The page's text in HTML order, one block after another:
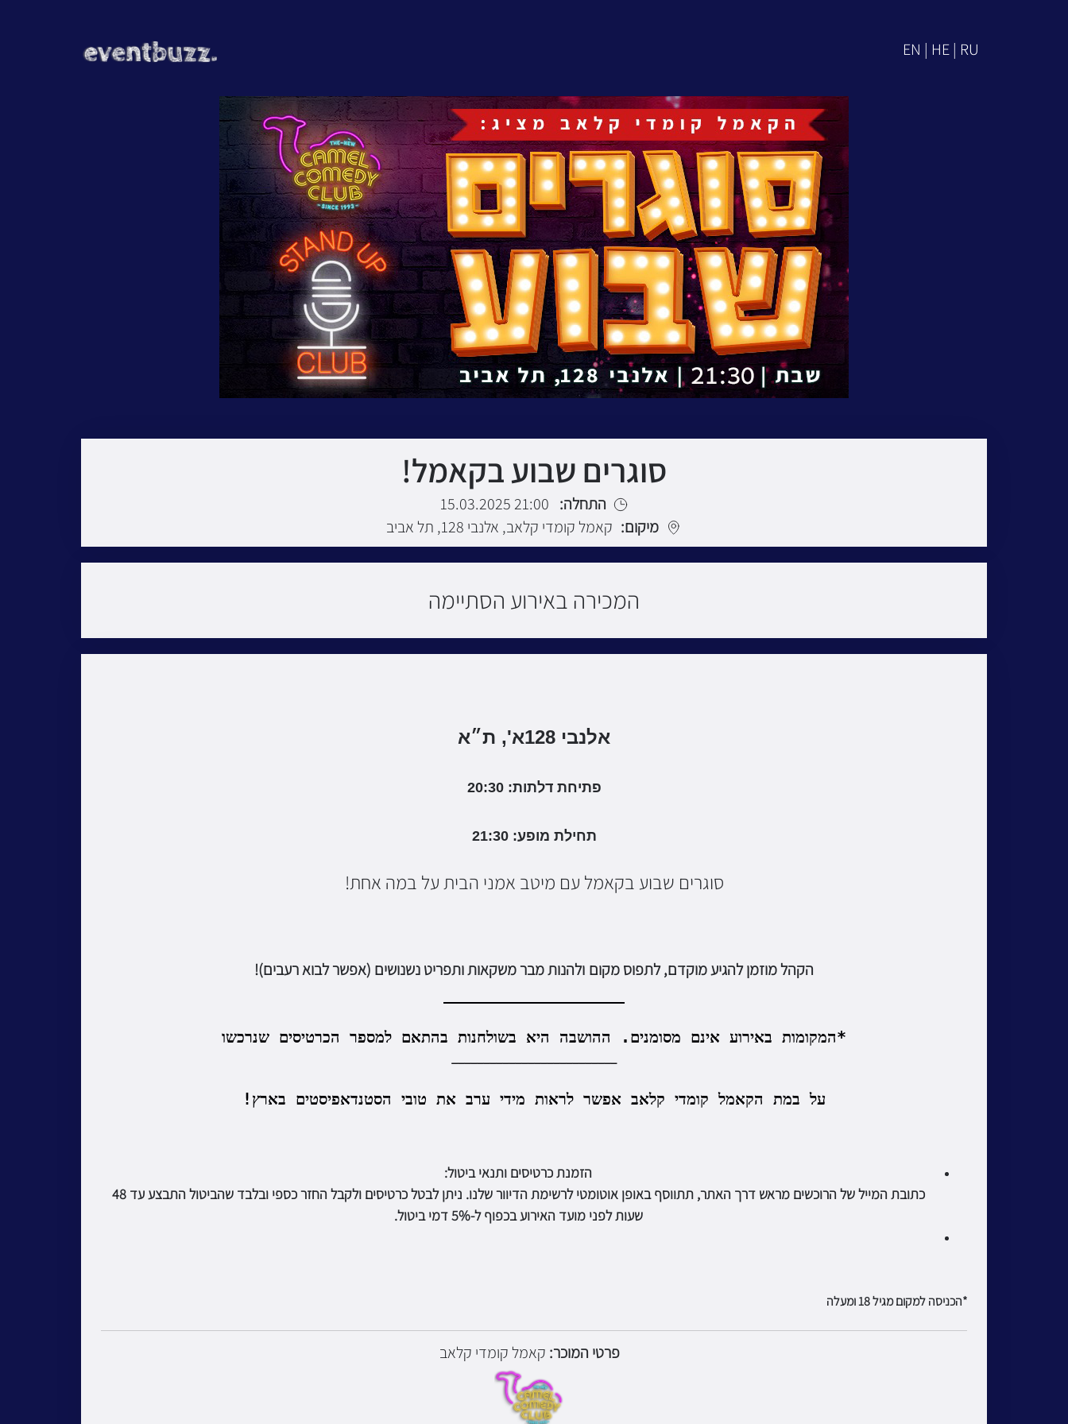
EN | HE | RU
סוגרים שבוע בקאמל!
התחלה: 21:00 15.03.2025
מיקום: קאמל קומדי קלאב, אלנבי 128, תל אביב
המכירה באירוע הסתיימה
אלנבי 128א', ת״א
פתיחת דלתות: 20:30
תחילת מופע: 21:30
סוגרים שבוע בקאמל עם מיטב אמני הבית על במה אחת!
הקהל מוזמן להגיע מוקדם, לתפוס מקום ולהנות מבר משקאות ותפריט נשנושים (אפשר לבוא רעבים)!
*המקומות באירוע אינם מסומנים. ההושבה היא בשולחנות בהתאם למספר הכרטיסים שנרכשו
על במת הקאמל קומדי קלאב אפשר לראות מידי ערב את טובי הסטנדאפיסטים בארץ!
הזמנת כרטיסים ותנאי ביטול:
כתובת המייל של הרוכשים מראש דרך האתר, תתווסף באופן אוטומטי לרשימת הדיוור שלנו. ניתן לבטל כרטיסים ולקבל החזר כספי ובלבד שהביטול התבצע עד 48
שעות לפני מועד האירוע בכפוף ל-5% דמי ביטול.
*הכניסה למקום מגיל 18 ומעלה
פרטי המוכר: קאמל קומדי קלאב